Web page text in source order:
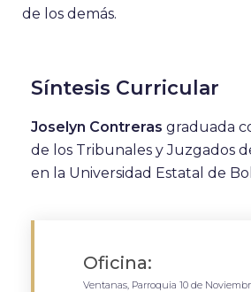
de los demás.
Síntesis Curricular
Joselyn Contreras graduada
de los Tribunales y Juzgados
en la Universidad Estatal de
Oficina:
Ventanas, Parroquia 10 de